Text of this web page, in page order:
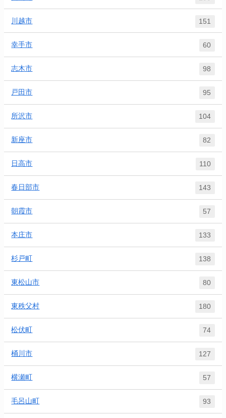
川越市 151
幸手市 60
志木市 98
戸田市 95
所沢市 104
新座市 82
日高市 110
春日部市 143
朝霞市 57
本庄市 133
杉戸町 138
東松山市 80
東秩父村 180
松伏町 74
桶川市 127
横瀬町 57
毛呂山町 93